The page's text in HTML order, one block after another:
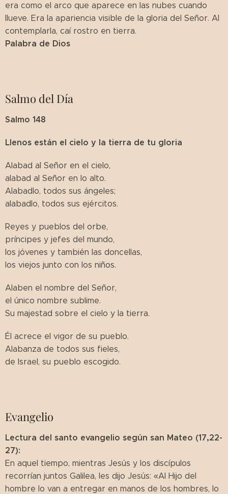
era como el arco que aparece en las nubes cuando
llueve. Era la apariencia visible de la gloria del Señor. Al
contemplarla, caí rostro en tierra.
Palabra de Dios
Salmo del Día
Salmo 148
Llenos están el cielo y la tierra de tu gloria
Alabad al Señor en el cielo,
alabad al Señor en lo alto.
Alabadlo, todos sus ángeles;
alabadlo, todos sus ejércitos.
Reyes y pueblos del orbe,
príncipes y jefes del mundo,
los jóvenes y también las doncellas,
los viejos junto con los niños.
Alaben el nombre del Señor,
el único nombre sublime.
Su majestad sobre el cielo y la tierra.
Él acrece el vigor de su pueblo.
Alabanza de todos sus fieles,
de Israel, su pueblo escogido.
Evangelio
Lectura del santo evangelio según san Mateo (17,22-
27):
En aquel tiempo, mientras Jesús y los discípulos
recorrían juntos Galilea, les dijo Jesús: «Al Hijo del
hombre lo van a entregar en manos de los hombres, lo